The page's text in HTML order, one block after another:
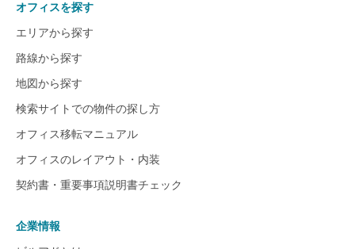
オフィスを探す
エリアから探す
路線から探す
地図から探す
検索サイトでの物件の探し方
オフィス移転マニュアル
オフィスのレイアウト・内装
契約書・重要事項説明書チェック
企業情報